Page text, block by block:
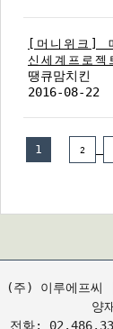
[머니위크]
신세계프로
땡큐맘치킨
2016-08-22
1 2
(주) 이루에프씨
양
전화: